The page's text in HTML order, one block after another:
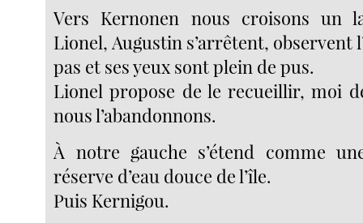
Vers Kernonen nous croisons un
Lionel, Augustin s’arrêtent, observent
pas et ses yeux sont plein de pus.
Lionel propose de le recueillir, moi
nous l’abandonnons.
À notre gauche s’étend comme
réserve d’eau douce de l’île.
Puis Kernigou.